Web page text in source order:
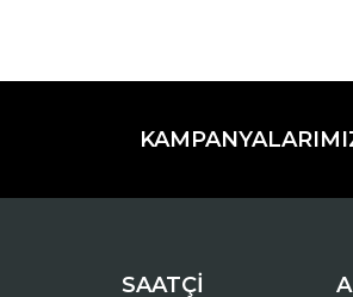
Görüş ve önerileriniz
Ürün resmi kalitesiz,
Bu ürüne benzer farklı
SAATÇİ